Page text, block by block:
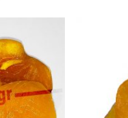
Προσθήκη
στη Λίστα
Επιθυμιών